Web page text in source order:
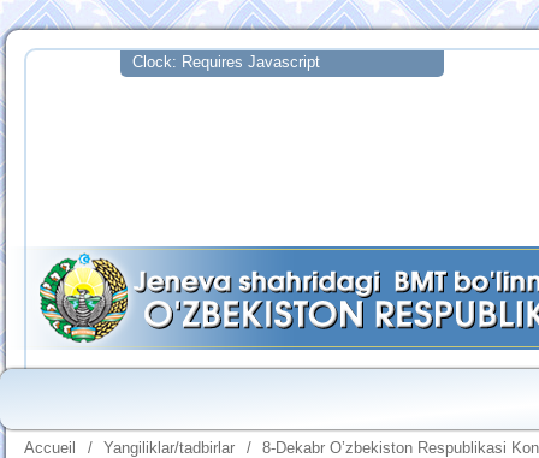
Accueil / Yangiliklar/tadbirlar / 8-Dekabr O’zbekiston Respublikasi